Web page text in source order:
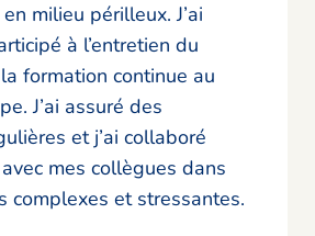
milieu périlleux. J’ai
à l’entretien du
formation continue au
J’ai assuré des
et j’ai collaboré
mes collègues dans
complexes et stressantes.